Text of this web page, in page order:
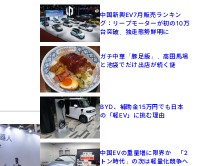
中国新興EV7月販売ランキン
グ：リープモーターが初の10万
台突破、独走態勢鮮明に
ガチ中華「豚足飯」、高田馬場
と池袋でだけ出店が続く謎
BYD、補助金15万円でも日本
の「軽EV」に挑む理由
中国EVの重量増に限界か 「2
トン時代」の次は軽量化競争へ